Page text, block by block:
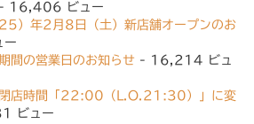
- 16,406 ビュー
）年2月8日（土）新店舗オープンのお
間の営業日のお知らせ - 16,214 ビュ
閉店時間「22:00（L.O.21:30）」に変
ビュー